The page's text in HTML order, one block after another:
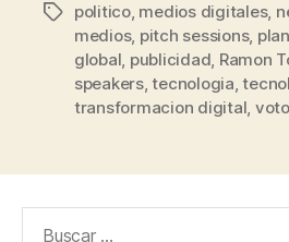
Etiquetas
politico, medios digitales,
medios, pitch sessions,
global, publicidad, Ramon
speakers,tecnologia,
transformacion digital,